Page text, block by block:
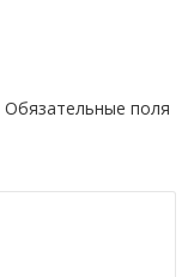
Обязательные поля